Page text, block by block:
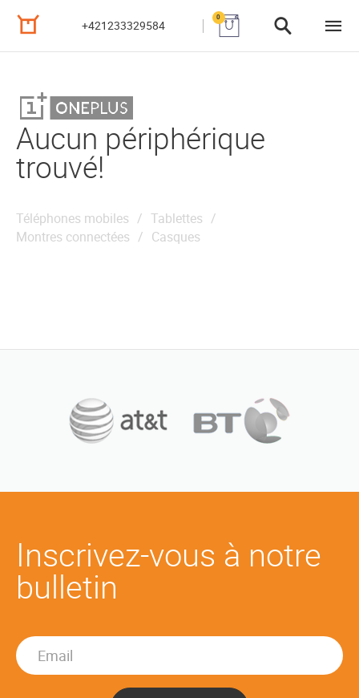
+421233329584
0
Aucun périphérique
trouvé!
Téléphones mobiles
Tablettes
Montres connectées
Casques
Inscrivez-vous à notre
bulletin